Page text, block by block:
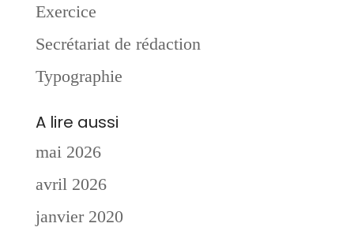
Exercice
Secrétariat de rédaction
Typographie
A lire aussi
mai 2026
avril 2026
janvier 2020